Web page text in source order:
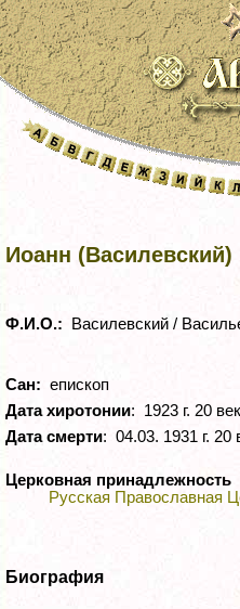
Иоанн (Василевский)
Ф.И.О.: Василевский /
Сан: епископ
Дата хиротонии: 1923 г. 20 век
Дата смерти: 04.03. 1931 г. 20
Церковная принадлежность
Русская Православная
Биография